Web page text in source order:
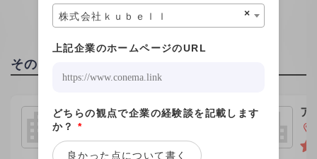
その他の職種の高単価企業
株式会社プログデンス
ア
×
株式会社ｋｕｂｅｌｌ
上記企業のホームページのURL
どちらの観点で企業の経験談を記載します
か？
*
良かった点について書く